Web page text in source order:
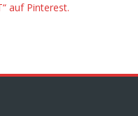
auf Pinterest.